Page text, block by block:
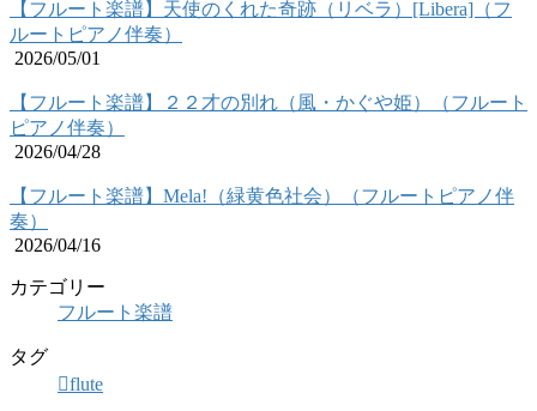
【フルート楽譜】天使のくれた奇跡（リベラ）[Libera]（フ
ルートピアノ伴奏）
2026/05/01
【フルート楽譜】２２才の別れ（風・かぐや姫）（フルート
ピアノ伴奏）
2026/04/28
【フルート楽譜】Mela!（緑黄色社会）（フルートピアノ伴
奏）
2026/04/16
カテゴリー
フルート楽譜
タグ
flute